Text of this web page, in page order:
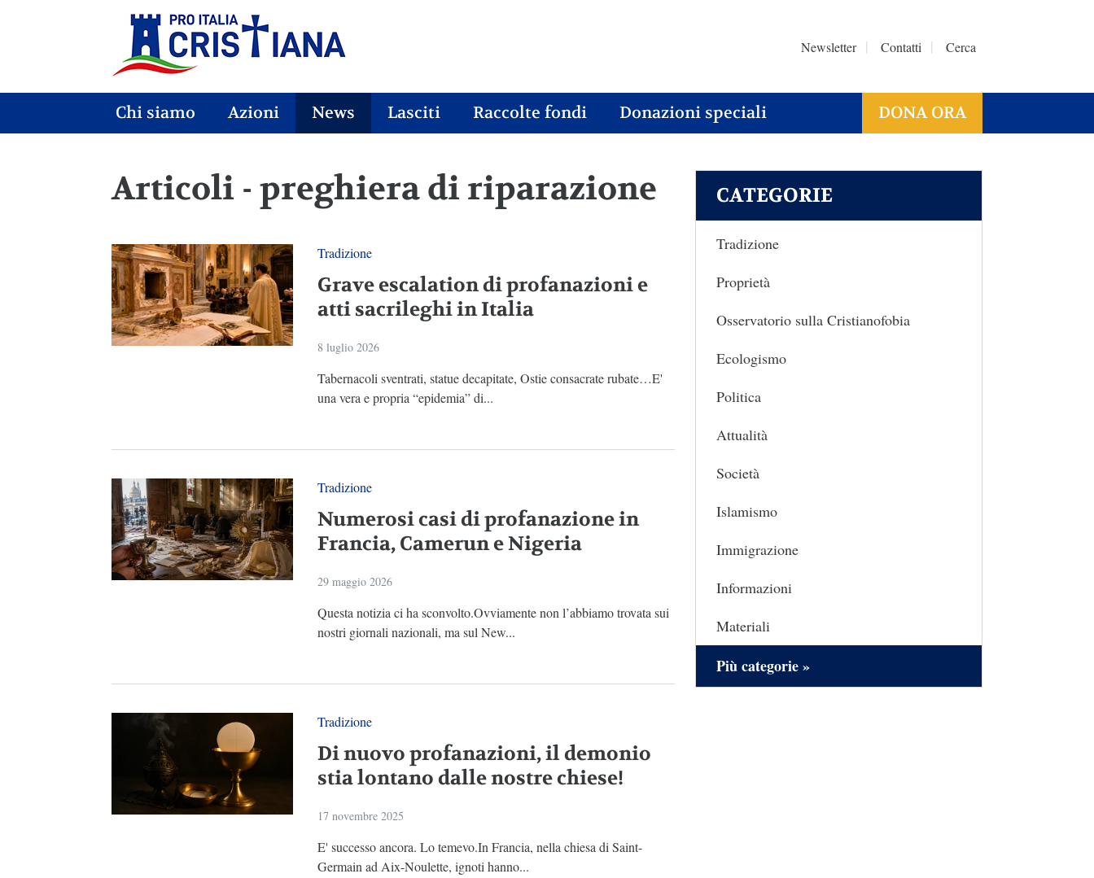
Newsletter Contatti Cerca
Chi siamo Azioni News Lasciti Raccolte fondi Donazioni speciali DONA ORA
Articoli - preghiera di riparazione
Tradizione
Grave escalation di profanazioni e
atti sacrileghi in Italia
8 luglio 2026
Tabernacoli sventrati, statue decapitate, Ostie consacrate rubate…E'
una vera e propria “epidemia” di...
Tradizione
Numerosi casi di profanazione in
Francia, Camerun e Nigeria
29 maggio 2026
Questa notizia ci ha sconvolto.Ovviamente non l’abbiamo trovata sui
nostri giornali nazionali, ma sul New...
Tradizione
Di nuovo profanazioni, il demonio
stia lontano dalle nostre chiese!
17 novembre 2025
E' successo ancora. Lo temevo.In Francia, nella chiesa di Saint-
Germain ad Aix-Noulette, ignoti hanno...
CATEGORIE
Tradizione
Proprietà
Osservatorio sulla Cristianofobia
Ecologismo
Politica
Attualità
Società
Islamismo
Immigrazione
Informazioni
Materiali
Più categorie »